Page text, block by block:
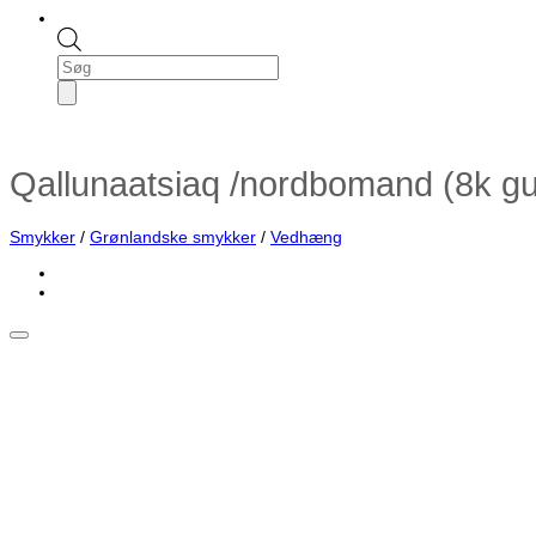
Products
search
Qallunaatsiaq /nordbomand (8k
Smykker / Grønlandske smykker / Vedhæng